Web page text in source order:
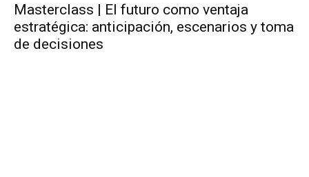
Masterclass | El futuro como ventaja
estratégica: anticipación, escenarios y toma
de decisiones